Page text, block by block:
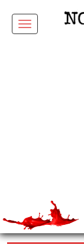
Menu